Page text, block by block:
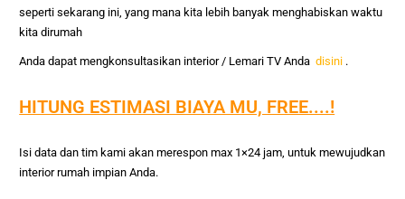
seperti sekarang ini, yang mana kita lebih banyak menghabiskan waktu
kita dirumah
Anda dapat mengkonsultasikan interior / Lemari TV Andadisini .
HITUNG ESTIMASI BIAYA MU, FREE....!
Isi data dan tim kami akan merespon max 1×24 jam, untuk mewujudkan
interior rumah impian Anda.